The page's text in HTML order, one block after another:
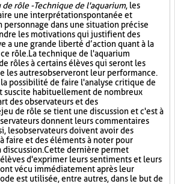
de rôle - Technique de l'aquarium, les
une interprétation spontanée et
dans une situation précise
les motivations qui justifient des
a une grande liberté d’action quant à la
rôle. La technique de l'aquarium
rôles à certains élèves qui seront les
les autres observeront leur performance.
possibilité de faire l'analyse critique de
suscite habituellement de nombreux
des observateurs et des
jeu de rôle se tient une discussion et c'est à
donnent leurs commentaires
les observateurs doivent avoir des
faire et des éléments à noter pour
Cette dernière permet
d'exprimer leurs sentiments et leurs
vécu immédiatement après leur
est utilisée, entre autres, dans le but de